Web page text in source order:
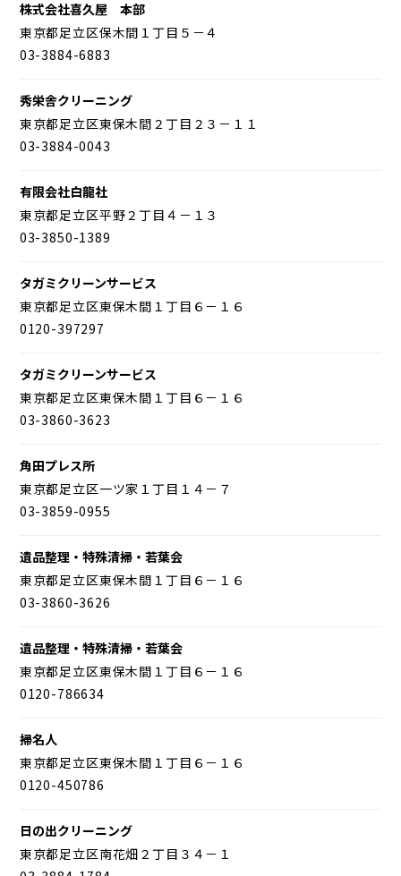
株式会社喜久屋 本部
東京都足立区保木間１丁目５－４
03-3884-6883
秀栄舎クリーニング
東京都足立区東保木間２丁目２３－１１
03-3884-0043
有限会社白龍社
東京都足立区平野２丁目４－１３
03-3850-1389
タガミクリーンサービス
東京都足立区東保木間１丁目６－１６
0120-397297
タガミクリーンサービス
東京都足立区東保木間１丁目６－１６
03-3860-3623
角田プレス所
東京都足立区一ツ家１丁目１４－７
03-3859-0955
遺品整理・特殊清掃・若葉会
東京都足立区東保木間１丁目６－１６
03-3860-3626
遺品整理・特殊清掃・若葉会
東京都足立区東保木間１丁目６－１６
0120-786634
掃名人
東京都足立区東保木間１丁目６－１６
0120-450786
日の出クリーニング
東京都足立区南花畑２丁目３４－１